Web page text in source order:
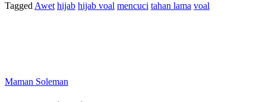
Tagged Awet hijab hijab voal mencuci tahan lama voal
Maman Soleman